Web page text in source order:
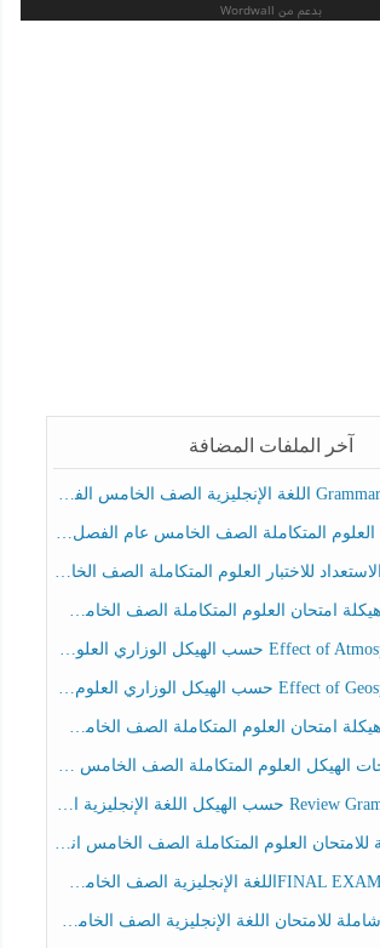
آخر الملفات المضافة
المتكاملة الصف الخامس عام الفصل الدراسي الثالث 2025-2026
للاختبار العلوم المتكاملة الصف الخامس عام الفصل الثالث
العلوم المتكاملة الصف الخامس انسبير الفصل الثالث
العلوم المتكاملة الصف الخامس عام الفصل الثالث
العلوم المتكاملة الصف الخامس انسبير الفصل الثالث
العلوم المتكاملة الصف الخامس انسبير الفصل الثالث
اللغة الإنجليزية الصف الخامس الفصل الثالث